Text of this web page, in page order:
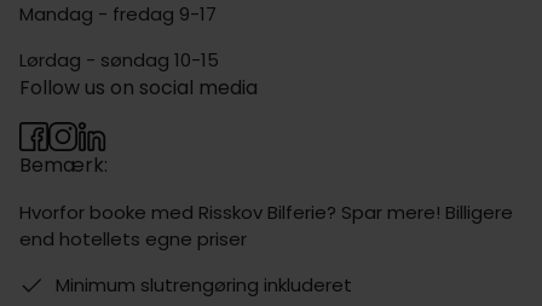
Mandag - fredag 9-17
Lørdag - søndag 10-15
Bemærk:
Hvorfor booke med Risskov Bilferie? Spar mere! Billigere
end hotellets egne priser
Minimum slutrengøring inkluderet
Follow us on social media